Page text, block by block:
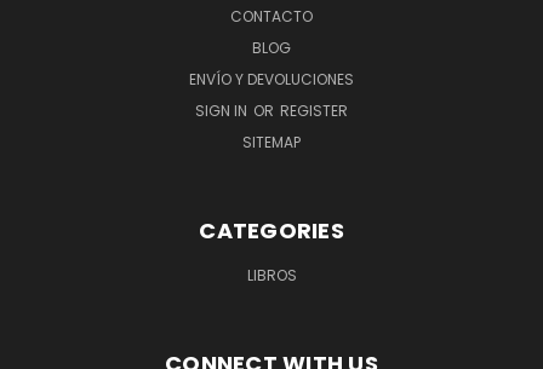
CONTACTO
BLOG
ENVÍO Y DEVOLUCIONES
SIGN IN OR REGISTER
SITEMAP
CATEGORIES
LIBROS